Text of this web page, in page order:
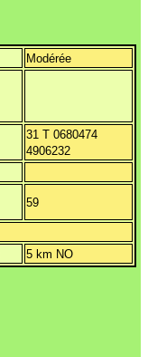
Modérée
31 T 0680474
4906232
59
5 km NO